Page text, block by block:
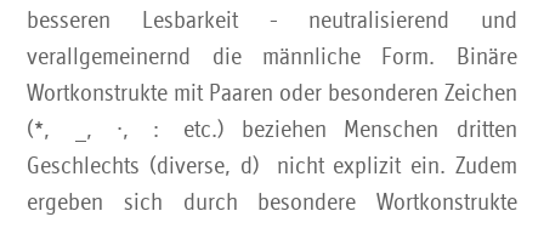
besseren Lesbarkeit - neutralisierend und
verallgemeinernd die männliche Form. Binäre
Wortkonstrukte mit Paaren oder besonderen Zeichen
(*, _, ·, : etc.) beziehen Menschen dritten
Geschlechts (diverse, d) nicht explizit ein. Zudem
ergeben sich durch besondere Wortkonstrukte